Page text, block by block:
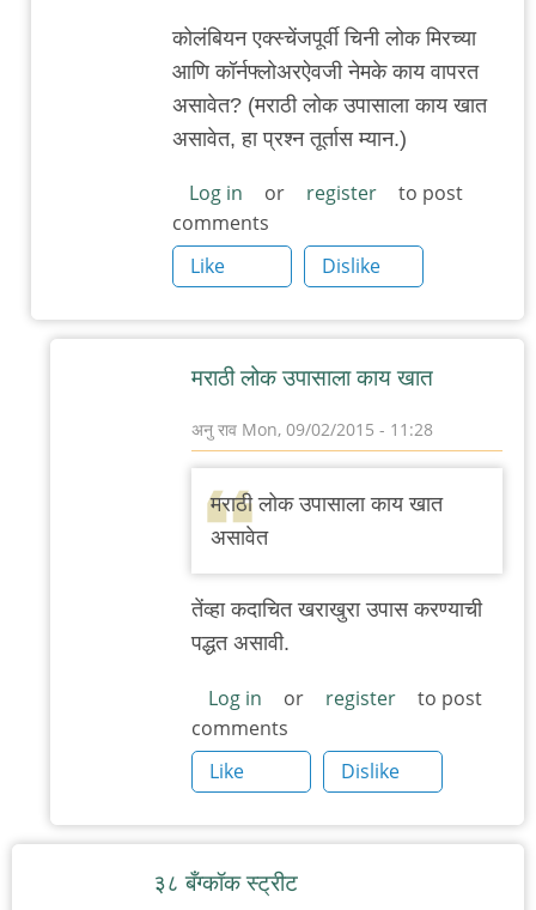
नंदन
कोलंबियन एक्स्चेंजपूर्वी चिनी लोक मिरच्या
आणि कॉर्नफ्लोअरऐवजी नेमके काय वापरत
असावेत? (मराठी लोक उपासाला काय खात
असावेत, हा प्रश्न तूर्तास म्यान.)
Log in or register
to post
comments
Like
Dislike
मराठी लोक उपासाला काय खात
अनु राव Mon, 09/02/2015 - 11:28
reply
to
आणखी
by
'न'वी
बाजू
मराठी लोक उपासाला काय खात
असावेत
तेंव्हा कदाचित खराखुरा उपास करण्याची
पद्धत असावी.
Log in or register
to post
comments
Like
Dislike
३८ बँग्कॉक स्ट्रीट